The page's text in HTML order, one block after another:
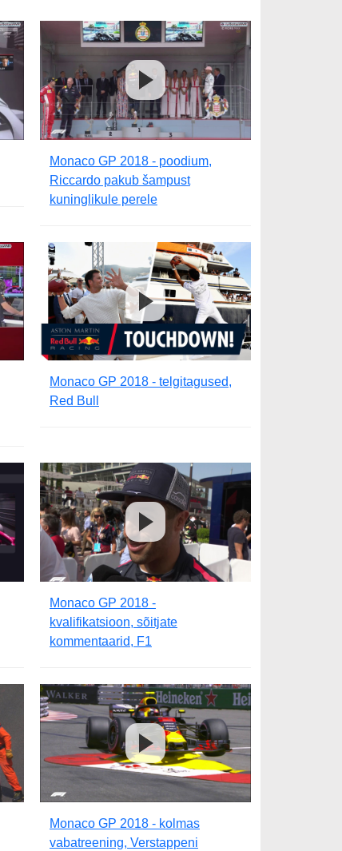
Monaco GP 2018 - poodium,
Riccardo pakub šampust
kuninglikule perele
Monaco GP 2018 - telgitagused,
Red Bull
Monaco GP 2018 -
kvalifikatsioon, sõitjate
kommentaarid, F1
Monaco GP 2018 - kolmas
vabatreening, Verstappeni